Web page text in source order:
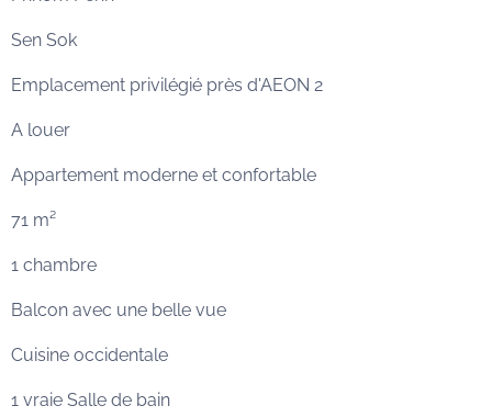
Sen Sok
Emplacement privilégié près d'AEON 2
A louer
Appartement moderne et confortable
71 m²
1 chambre
Balcon avec une belle vue
Cuisine occidentale
1 vraie Salle de bain